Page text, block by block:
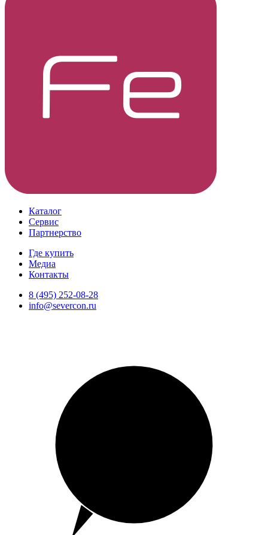
Каталог
Сервис
Партнерство
Где купить
Медиа
Контакты
8 (495) 252-08-28
info@severcon.ru